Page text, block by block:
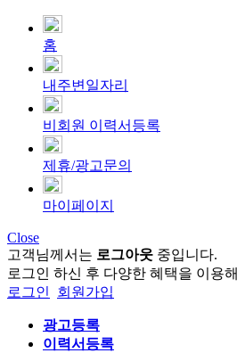
홈
내주변일자리
비회원 이력서등록
제휴/광고문의
마이페이지
Close
고객님께서는 로그아웃 중입니다.
로그인 하신 후 다양한 혜택을 이용
로그인
회원가입
광고등록
이력서등록